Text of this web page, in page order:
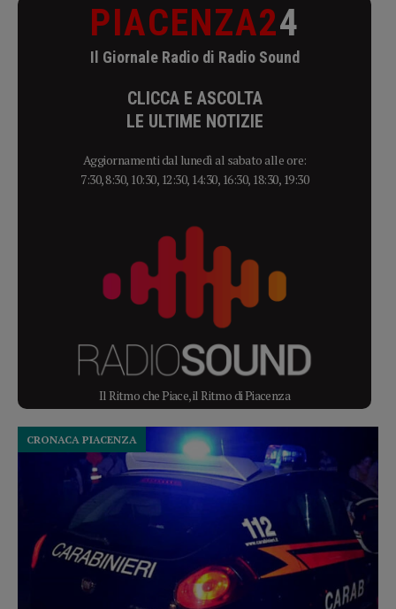
PIACENZA24
Il Giornale Radio di Radio Sound
CLICCA E ASCOLTA
LE ULTIME NOTIZIE
Aggiornamenti dal lunedì al sabato alle ore:
7:30, 8:30, 10:30, 12:30, 14:30, 16:30, 18:30, 19:30
Il Ritmo che Piace, il Ritmo di Piacenza
CRONACA PIACENZA